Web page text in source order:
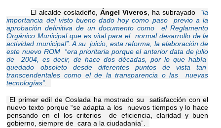
El alcalde cosladeño,Ángel Viveros , ha subrayado “la
importancia del visto bueno dado hoy como paso previo a la
aprobación definitiva de un documento como el Reglamento
Orgánico Municipal que es vital para el normal desarrollo de la
actividad municipal”. A su juicio, esta reforma, la elaboración de
este nuevo ROM “era prioritaria porque el anterior data de julio
de 2004, es decir, de hace dos décadas, por lo que había
quedado obsoleto desde diferentes puntos de vista tan
transcendentales como el de la transparencia o las nuevas
tecnologías”.
El primer edil de Coslada ha mostrado su satisfacción con el
nuevo texto porque “se adapta a los nuevos tiempos y lo hace
pensando en el los criterios de eficiencia, claridad y buen
gobierno, siempre de cara a la ciudadanía”.